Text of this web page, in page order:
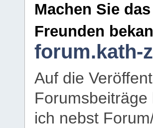
Machen Sie
Freunden
forum.kath-
Auf die
ich nebst